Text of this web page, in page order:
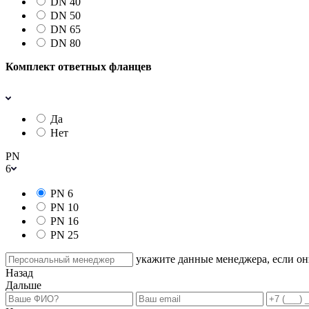
DN 50
DN 65
DN 80
Комплект ответных фланцев
Да
Нет
PN
6
PN 6
PN 10
PN 16
PN 25
укажите данные менеджера, если
Назад
Дальше